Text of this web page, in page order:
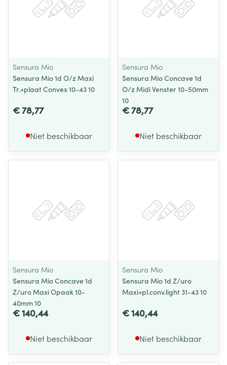
Sensura Mio
Sensura Mio 1d O/z Maxi
Tr.+plaat Convex 10-43 10
€ 78,77
Niet beschikbaar
Sensura Mio
Sensura Mio Concave 1d
O/z Midi Venster 10-50mm
10
€ 78,77
Niet beschikbaar
Sensura Mio
Sensura Mio Concave 1d
Z/uro Maxi Opaak 10-
40mm 10
€ 140,44
Niet beschikbaar
Sensura Mio
Sensura Mio 1d Z/uro
Maxi+pl.conv.light 31-43 10
€ 140,44
Niet beschikbaar